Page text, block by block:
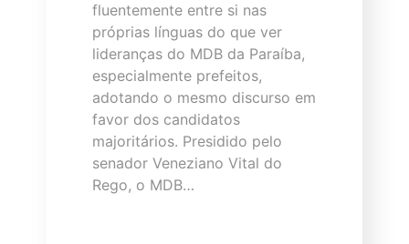
fluentemente entre si nas
próprias línguas do que ver
lideranças do MDB da Paraíba,
especialmente prefeitos,
adotando o mesmo discurso em
favor dos candidatos
majoritários. Presidido pelo
senador Veneziano Vital do
Rego, o MDB…